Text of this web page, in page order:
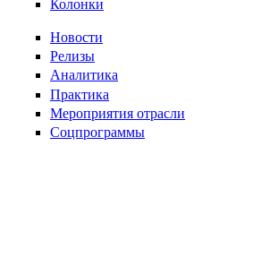
Колонки
Новости
Релизы
Аналитика
Практика
Мероприятия отрасли
Соцпрограммы